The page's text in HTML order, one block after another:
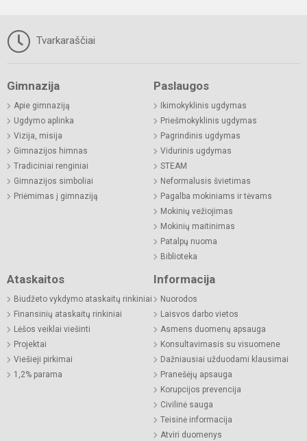
Tvarkaraščiai
Gimnazija
Apie gimnaziją
Ugdymo aplinka
Vizija, misija
Gimnazijos himnas
Tradiciniai renginiai
Gimnazijos simboliai
Priėmimas į gimnaziją
Paslaugos
Ikimokyklinis ugdymas
Priešmokyklinis ugdymas
Pagrindinis ugdymas
Vidurinis ugdymas
STEAM
Neformalusis švietimas
Pagalba mokiniams ir tėvams
Mokinių vežiojimas
Mokinių maitinimas
Patalpų nuoma
Biblioteka
Ataskaitos
Biudžeto vykdymo ataskaitų rinkiniai
Finansinių ataskaitų rinkiniai
Lėšos veiklai viešinti
Projektai
Viešieji pirkimai
1,2% parama
Informacija
Nuorodos
Laisvos darbo vietos
Asmens duomenų apsauga
Konsultavimasis su visuomene
Dažniausiai užduodami klausimai
Pranešėjų apsauga
Korupcijos prevencija
Civilinė sauga
Teisinė informacija
Atviri duomenys